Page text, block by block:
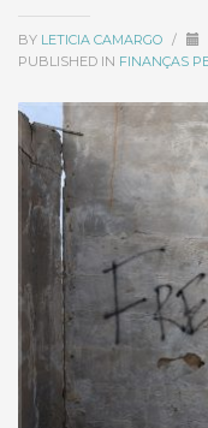
BY LETICIA CAMARGO /
PUBLISHED IN FINANÇAS